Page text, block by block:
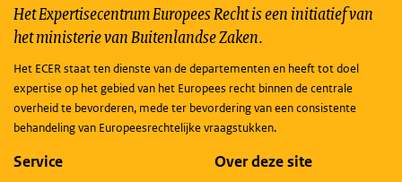
Het Expertisecentrum Europees Recht is een initiatief van
het ministerie van Buitenlandse Zaken.
Het ECER staat ten dienste van de departementen en heeft tot doel
expertise op het gebied van het Europees recht binnen de centrale
overheid te bevorderen, mede ter bevordering van een consistente
behandeling van Europeesrechtelijke vraagstukken.
Service Over deze site